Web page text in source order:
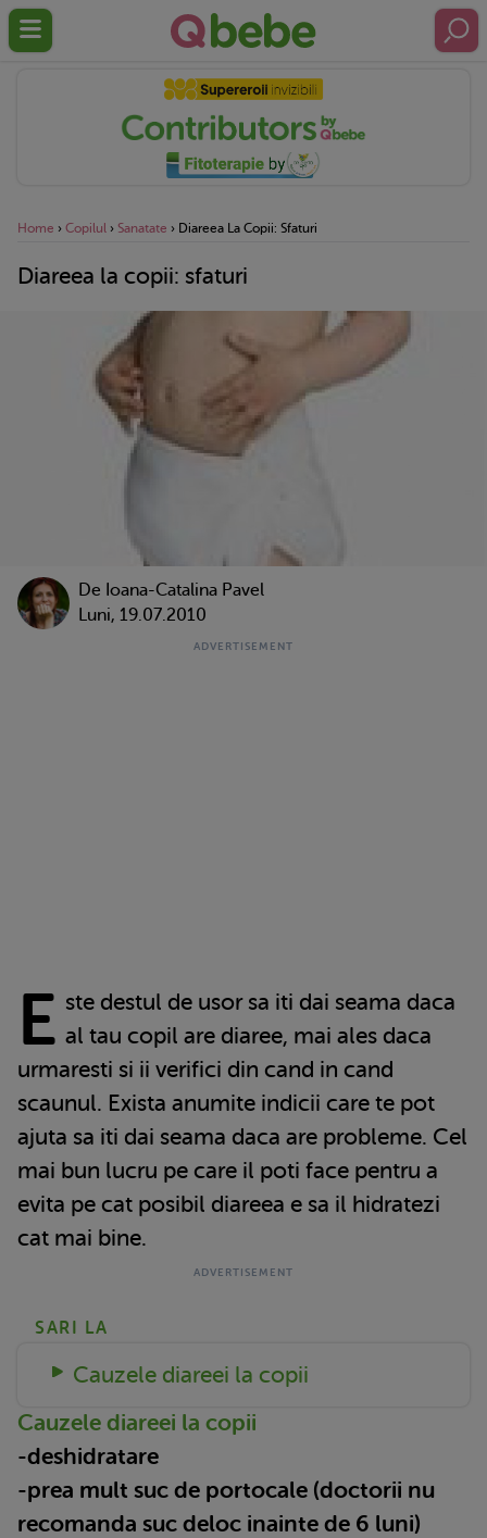
Home › Copilul › Sanatate › Diareea La Copii: Sfaturi
Diareea la copii: sfaturi
De Ioana-Catalina Pavel
Luni, 19.07.2010
E ste destul de usor sa iti dai seama daca
al tau copil are diaree, mai ales daca
urmaresti si ii verifici din cand in cand
scaunul. Exista anumite indicii care te pot
ajuta sa iti dai seama daca are probleme. Cel
mai bun lucru pe care il poti face pentru a
evita pe cat posibil diareea e sa il hidratezi
cat mai bine.
SARI LA
Cauzele diareei la copii
Cauzele diareei la copii
-deshidratare
-prea mult suc de portocale (doctorii nu
recomanda suc deloc inainte de 6 luni)